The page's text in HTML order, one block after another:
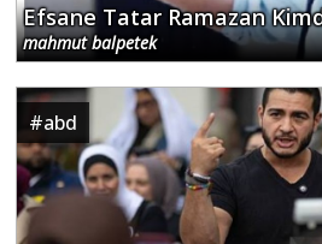
Efsane Tatar Ramazan
mahmut balpetek
#abd